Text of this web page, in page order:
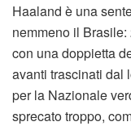
Haaland è una
nemmeno il
con una doppietta
avanti trascinati dal
per la Nazionale
sprecato troppo,